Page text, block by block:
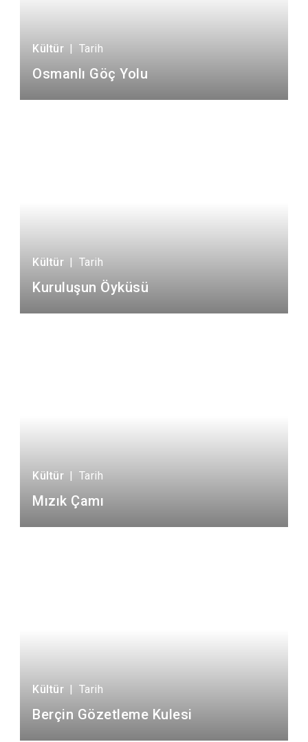
Kültür | Tarih
Osmanlı Göç Yolu
Kültür | Tarih
Kuruluşun Öyküsü
Kültür | Tarih
Mızık Çamı
Kültür | Tarih
Berçin Gözetleme Kulesi